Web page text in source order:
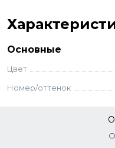
Современная
В составе
витамин C;
Основные
Цвет
Номер/оттенок